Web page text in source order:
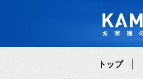
トップ